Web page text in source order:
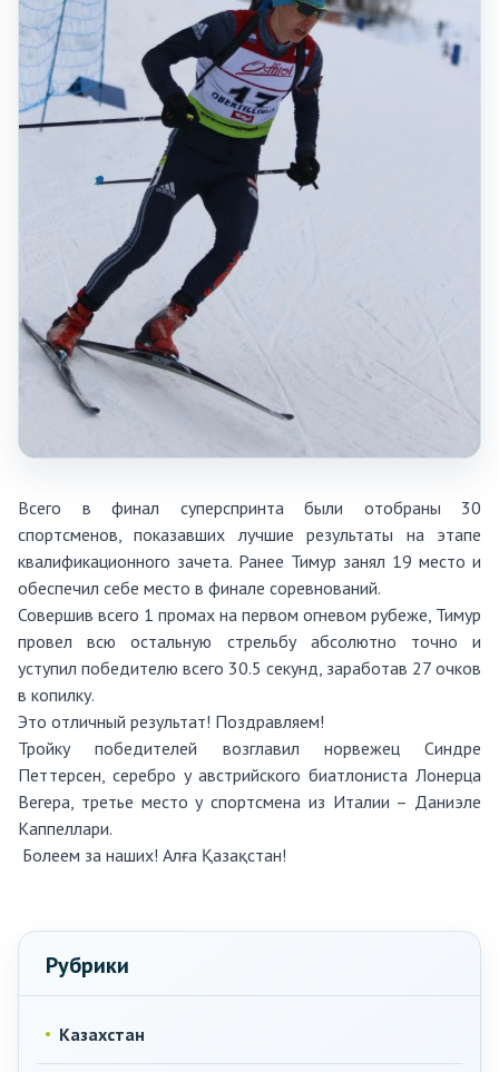
Всего в финал суперспринта были отобраны 30
спортсменов, показавших лучшие результаты на этапе
квалификационного зачета. Ранее Тимур занял 19 место и
обеспечил себе место в финале соревнований.
Совершив всего 1 промах на первом огневом рубеже, Тимур
провел всю остальную стрельбу абсолютно точно и
уступил победителю всего 30.5 секунд, заработав 27 очков
в копилку.
Это отличный результат! Поздравляем!
Тройку победителей возглавил норвежец Синдре
Петтерсен, серебро у австрийского биатлониста Лонерца
Вегера, третье место у спортсмена из Италии – Даниэле
Каппеллари.
Болеем за наших! Алға Қазақстан!
Рубрики
Казахстан